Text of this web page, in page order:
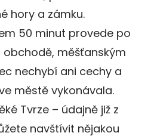
hory a zámku.
50 minut provede po
měšťanským
nechybí ani cechy a
městě vykonávala.
Tvrze – údajně již z
navštívit nějakou